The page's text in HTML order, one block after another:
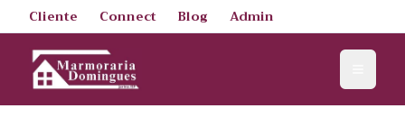
Cliente Connect Blog Admin